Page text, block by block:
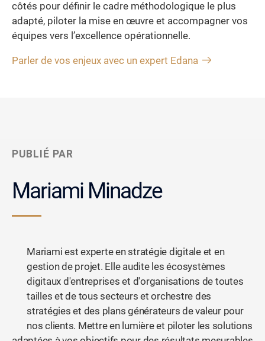
côtés pour définir le cadre méthodologique le plus
adapté, piloter la mise en œuvre et accompagner vos
équipes vers l’excellence opérationnelle.
Parler de vos enjeux avec un expert Edana
PUBLIÉ PAR
Mariami Minadze
Mariami est experte en stratégie digitale et en
gestion de projet. Elle audite les écosystèmes
digitaux d'entreprises et d'organisations de toutes
tailles et de tous secteurs et orchestre des
stratégies et des plans générateurs de valeur pour
nos clients. Mettre en lumière et piloter les solutions